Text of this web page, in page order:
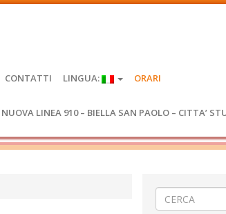
CONTATTI LINGUA: ORARI
NUOVA LINEA 910 – BIELLA SAN PAOLO – CITTA’